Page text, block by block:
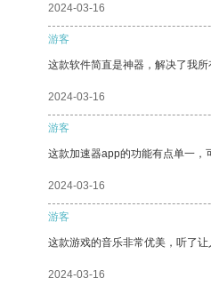
2024-03-16
游客
这款软件简直是神器，解决了我所
2024-03-16
游客
这款加速器app的功能有点单一，
2024-03-16
游客
这款游戏的音乐非常优美，听了让
2024-03-16